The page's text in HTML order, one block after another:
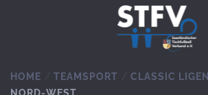
Zum Hauptinhalt springen
HOME TEAMSPORT CLASSIC LIGEN